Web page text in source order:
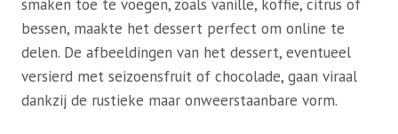
smaken toe te voegen, zoals vanille, koffie, citrus of
bessen, maakte het dessert perfect om online te
delen. De afbeeldingen van het dessert, eventueel
versierd met seizoensfruit of chocolade, gaan viraal
dankzij de rustieke maar onweerstaanbare vorm.